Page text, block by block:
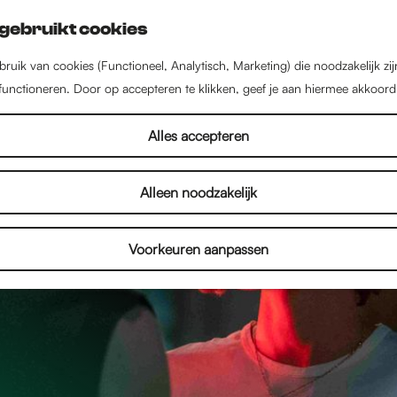
cookies
van cookies (Functioneel, Analytisch, Marketing) die noodzakelijk
Door op accepteren te klikken, geef je aan hiermee
Alles accepteren
Alleen noodzakelijk
Voorkeuren aanpassen